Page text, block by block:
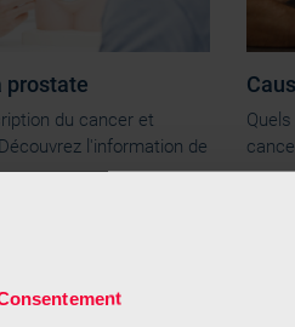
prostate
du cancer et
l'information de